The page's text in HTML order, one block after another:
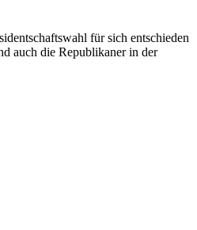
für sich entschieden
auch die Republikaner in der